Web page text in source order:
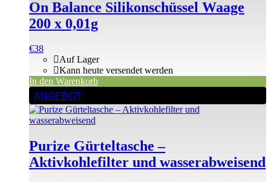
On Balance Silikonschüssel Waage
200 x 0,01g
€38
Auf Lager
Kann heute versendet werden
In den Warenkorb
ANGEBOT
Purize Gürteltasche –
Aktivkohlefilter und wasserabweisend